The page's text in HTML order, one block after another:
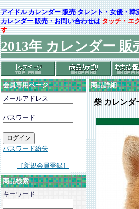
アイドル カレンダー 販売 タレント・女優・
カレンダー 販売・お問い合わせはタッチ・エ
す
2013年 カレンダー 販
会員専用ページ
メールアドレス
パスワード
パスワード紛失
［新規会員登録］
商品検索
キーワード
商品詳細
柴 カレンダ